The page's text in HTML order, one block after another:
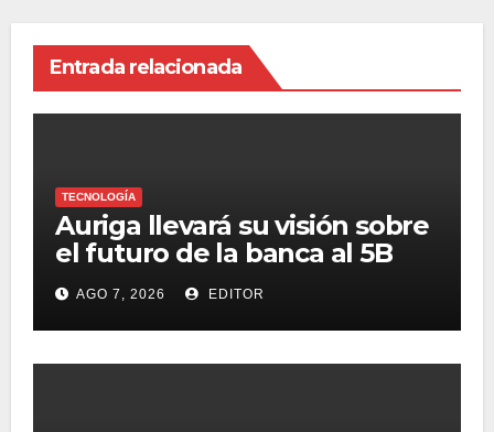
Entrada relacionada
TECNOLOGÍA
Auriga llevará su visión sobre
el futuro de la banca al 5B
Digital Summit 2026
AGO 7, 2026 EDITOR